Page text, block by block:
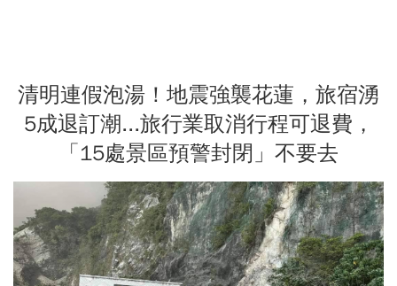
清明連假泡湯！地震強襲花蓮，旅宿湧
5成退訂潮...旅行業取消行程可退費，
「15處景區預警封閉」不要去